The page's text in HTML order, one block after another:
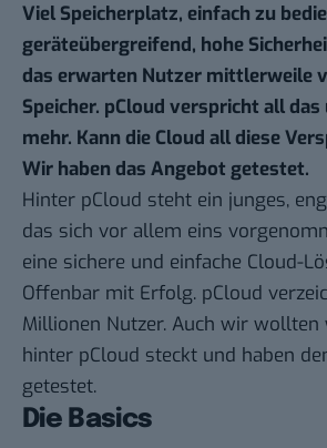
Viel Speicherplatz, einfach zu
geräteübergreifend, hohe
das erwarten Nutzer mittlerweile
Speicher. pCloud verspricht all das
mehr. Kann die Cloud all diese
Wir haben das Angebot getestet.
Hinter pCloud steht ein junges,
das sich vor allem eins
eine sichere und einfache Cloud-
Offenbar mit Erfolg. pCloud
Millionen Nutzer. Auch wir wollten
hinter pCloud steckt und haben
getestet.
Die Basics